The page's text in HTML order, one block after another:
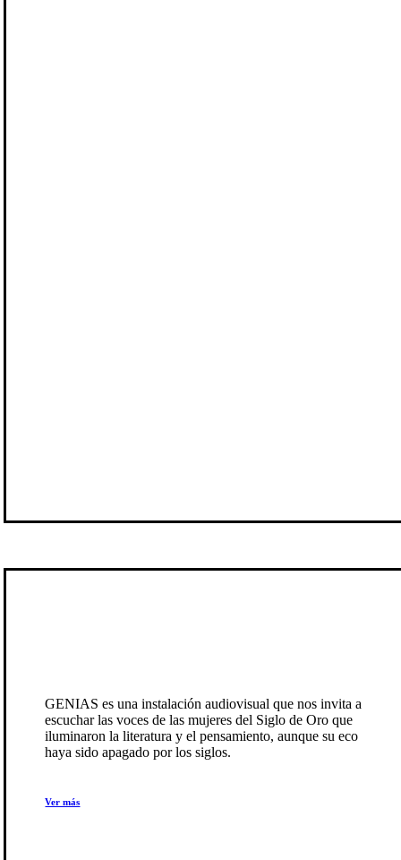
GENIAS es una instalación audiovisual que nos invita a
escuchar las voces de las mujeres del Siglo de Oro que
iluminaron la literatura y el pensamiento, aunque su eco
haya sido apagado por los siglos.
Ver más